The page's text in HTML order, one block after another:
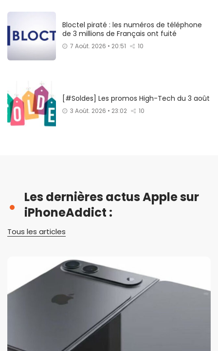
Bloctel piraté : les numéros de téléphone
de 3 millions de Français ont fuité
7 Août. 2026 • 20:51 10
[#Soldes] Les promos High-Tech du 3 août
3 Août. 2026 • 23:02 10
Les dernières actus Apple sur
iPhoneAddict :
Tous les articles